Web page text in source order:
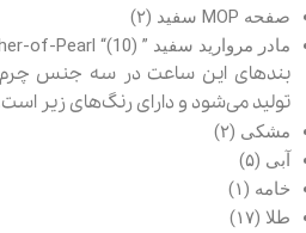
صفحه MOP سفید (۲)
مادر مروارید سفید ” White Mother-of-Pearl “(10)
بندهای این ساعت در سه جنس
تولید می‌شود و دارای رنگ‌های زیر
مشکی (۲)
آبی (۵)
خامه (۱)
طلا (۱۷)